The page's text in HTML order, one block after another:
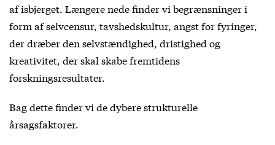
af isbjerget. Længere nede finder vi begrænsninger i
form af selvcensur, tavshedskultur, angst for fyringer,
der dræber den selvstændighed, dristighed og
kreativitet, der skal skabe fremtidens
forskningsresultater.
Bag dette finder vi de dybere strukturelle
årsagsfaktorer.